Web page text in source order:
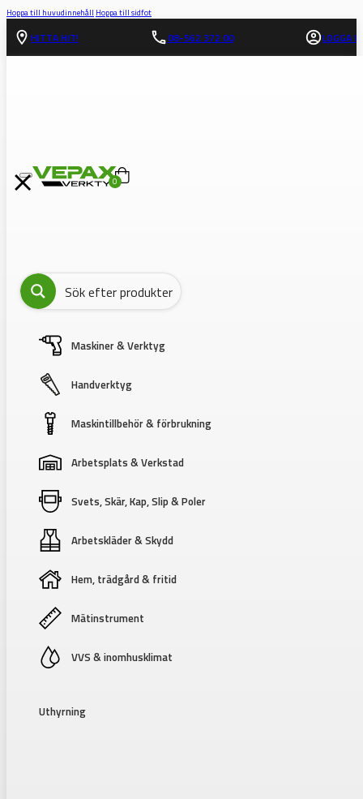
Hoppa till huvudinnehåll Hoppa till sidfot
HITTA HIT! 08-562 372 00 LOGGA IN
0
Maskiner & Verktyg
Handverktyg
Maskintillbehör & förbrukning
Arbetsplats & Verkstad
Svets, Skär, Kap, Slip & Poler
Arbetskläder & Skydd
Hem, trädgård & fritid
Mätinstrument
VVS & inomhusklimat
Uthyrning